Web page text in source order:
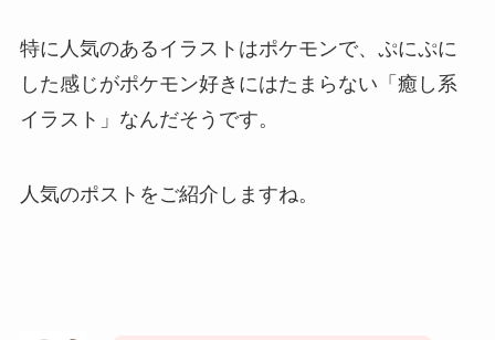
特に人気のあるイラストはポケモンで、ぷにぷに
した感じがポケモン好きにはたまらない「癒し系
イラスト」なんだそうです。
人気のポストをご紹介しますね。